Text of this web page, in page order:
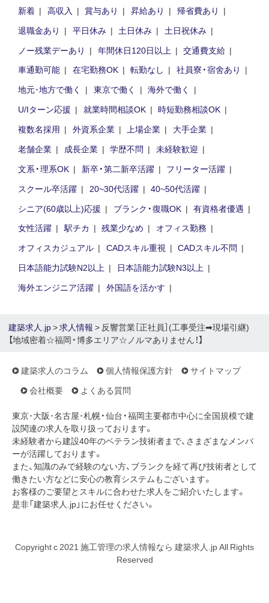
新着 高収入 賞与あり 昇給あり
帰省費あり
退職金あり
平日休み 土日休み
土日祝休み
ノー残業デーあり
年間休日120日以上
交通費支給
車通勤可能
在宅勤務OK 転勤なし
社員寮・宿舍あり
地元･地方で働く
東京で働く
海外で働く
U/Iターン応援
就業時間相談OK
時短勤務相談OK
複数名採用
外資系企業 上場企業
大手企業
老舗企業
成長企業 学歴不問
未経験歓迎
文系・理系OK
新卒・第二新卒活躍
フリーター活躍
スクール卒活躍
20~30代活躍
40~50代活躍
シニア(60歳以上)応援
ブランク・復職OK
有資格者優遇
女性活躍
駅チカ 残業少なめ
オフィス勤務
オフィスカジュアル
CADスキル重視
CADスキル不問
日本語能力試験N2以上
日本語能力試験N3以上
海外エンジニア活躍
外国語を活かす
建築求人.jp>求人情報 > 反響営業［正社員］(工事受注➡現場引継)
【地域密着☆福岡・博多エリア☆ノルマありません！】
建築求人のコラム 個人情報保護方針
サイトマップ
会社概要
よくある質問
東京･大阪･名古屋･札幌・仙台・福岡主要都市中心に全国規模で建
設関連の求人を取り扱っております。
未経験者から建設40年のベテラン技術者まで、さまざまなメンバ
ーが活躍しております。
また、知識のみで経験のない方、ブランクを経て再び技術者として
働きたい方などに安心の教育システムもございます。
お客様のご要望とスキルに合わせた求人をご紹介いたします。
是非「建築求人.jp」にお任せください。
Copyright c 2021 施工管理の求人情報なら 建築求人.jp All Rights
Reserved